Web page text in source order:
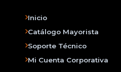
Inicio
Catálogo Mayorista
Soporte Técnico
Mi Cuenta Corporativa